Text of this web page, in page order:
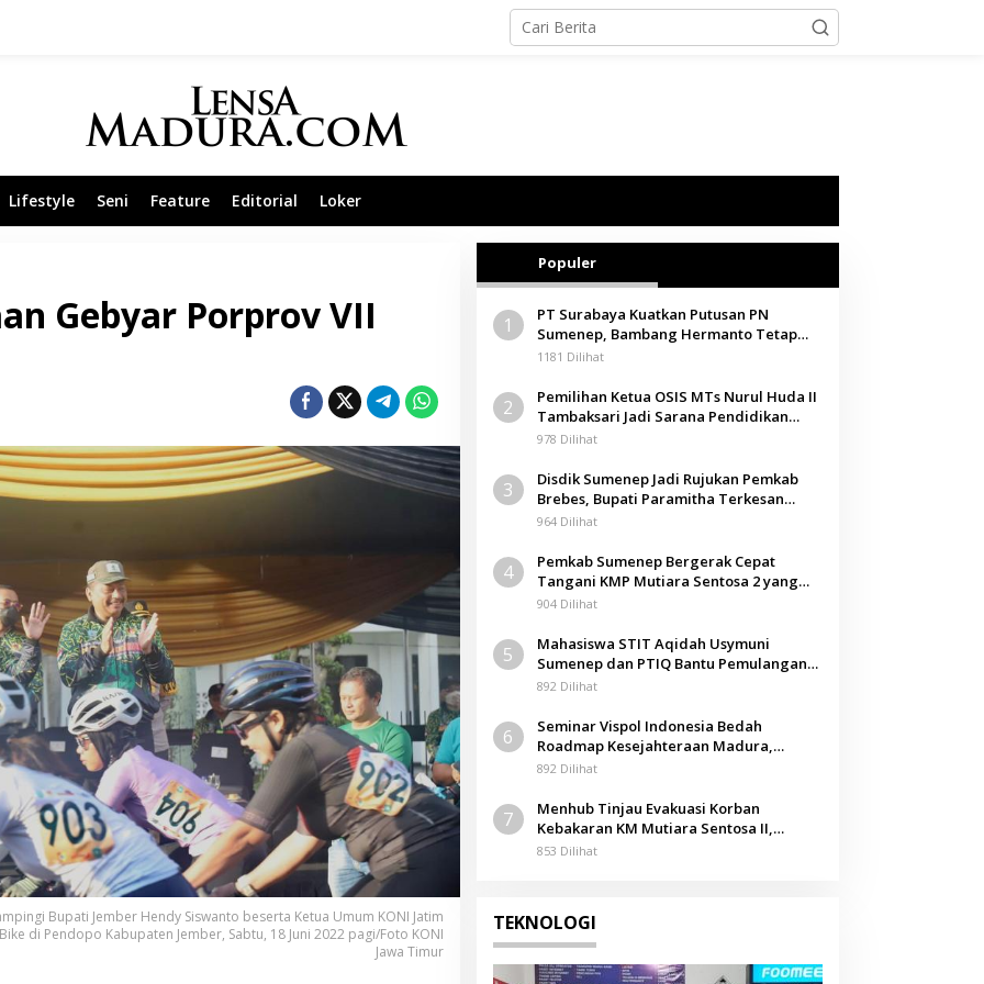
Lifestyle Seni Feature Editorial Loker
Gebyar Porprov VII
Bupati Jember Hendy Siswanto beserta Ketua Umum KONI Jatim
di Pendopo Kabupaten Jember, Sabtu, 18 Juni 2022 pagi/Foto KONI
Jawa Timur
Populer
1
PT Surabaya Kuatkan Putusan PN
Sumenep, Bambang Hermanto Tetap
Dinyatakan Pemilik Sah Tanah di
1181 Dilihat
2
Pemilihan Ketua OSIS MTs Nurul Huda II
Tambaksari Jadi Sarana Pendidikan
Demokrasi bagi Siswa
978 Dilihat
3
Disdik Sumenep Jadi Rujukan Pemkab
Brebes, Bupati Paramitha Terkesan
Pendidikan Berbasis Budaya
964 Dilihat
4
Pemkab Sumenep Bergerak Cepat
Tangani KMP Mutiara Sentosa 2 yang
Terbakar
904 Dilihat
5
Mahasiswa STIT Aqidah Usymuni
Sumenep dan PTIQ Bantu Pemulangan
Jenazah WNI Asal Aceh di Malaysia
892 Dilihat
6
Seminar Vispol Indonesia Bedah
Roadmap Kesejahteraan Madura,
Pendidikan dan Hilirisasi Jadi Kunci
892 Dilihat
7
Menhub Tinjau Evakuasi Korban
Kebakaran KM Mutiara Sentosa II,
Apresiasi Respons Cepat Pemkab
853 Dilihat
TEKNOLOGI